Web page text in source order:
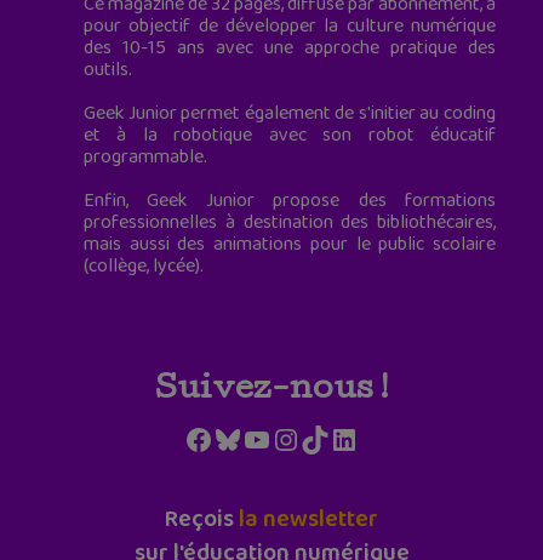
pour objectif de développer la culture numérique
des 10-15 ans avec une approche pratique des
outils.
Geek Junior permet également de s'initier au coding
et à la robotique avec son robot éducatif
programmable.
Enfin, Geek Junior propose des formations
professionnelles à destination des bibliothécaires,
mais aussi des animations pour le public scolaire
(collège, lycée).
Suivez-nous !
Facebook
Bluesky
YouTube
Instagram
TikTokLinkedIn
Reçoisla newsletter